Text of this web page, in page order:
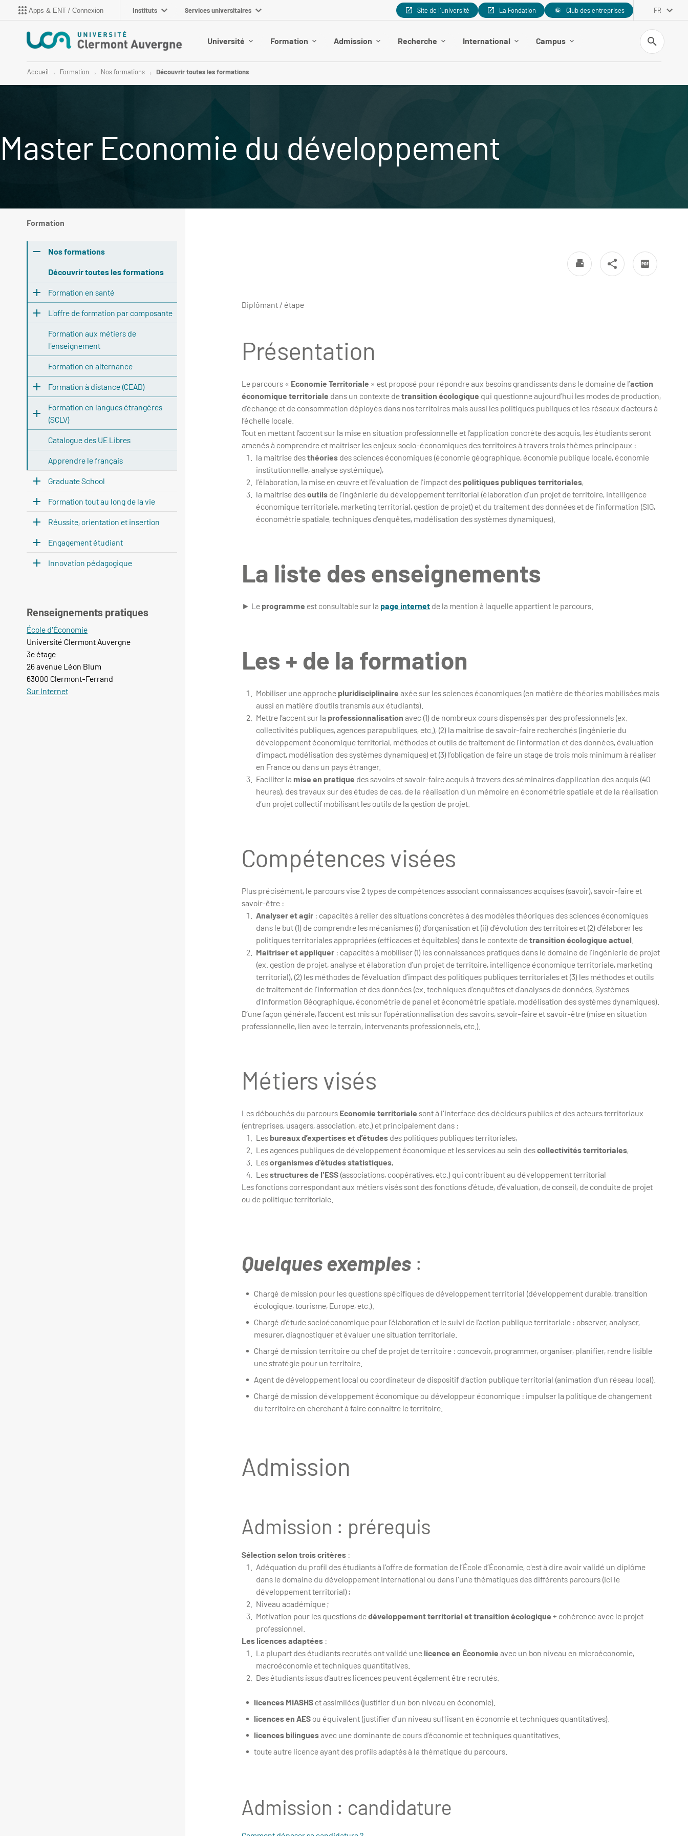
Apps & ENT / Connexion Instituts Services universitaires Site de l'université La Fondation Club des entreprises FR
Université Formation Admission Recherche International Campus
Recherche
Accueil Formation Nos formations Découvrir toutes les formations
Master Economie du développement
Diplômant / étape
Présentation
Le parcours « Economie Territoriale » est proposé pour répondre aux besoins grandissants dans le domaine de l’action
économique territoriale dans un contexte detransition écologique qui questionne aujourd’hui les modes de production,
d’échange et de consommation déployés dans nos territoires mais aussi les politiques publiques et les réseaux d’acteurs à
l’échelle locale.
Tout en mettant l’accent sur la mise en situation professionnelle et l’application concrète des acquis, les étudiants seront
amenés à comprendre et maitriser les enjeux socio-économiques des territoires à travers trois thèmes principaux :
la maitrise desthéories des sciences économiques (économie géographique, économie publique locale, économie
institutionnelle, analyse systémique),
l’élaboration, la mise en œuvre et l’évaluation de l’impact des politiques publiques territoriales,
la maitrise desoutils de l’ingénierie du développement territorial (élaboration d’un projet de territoire, intelligence
économique territoriale, marketing territorial, gestion de projet) et du traitement des données et de l’information (SIG,
économétrie spatiale, techniques d’enquêtes, modélisation des systèmes dynamiques).
La liste des enseignements
► Le programme est consultable sur la page internetde la mention à laquelle appartient le parcours.
Les + de la formation
Mobiliser une approche pluridisciplinaire axée sur les sciences économiques (en matière de théories mobilisées mais
aussi en matière d’outils transmis aux étudiants).
Mettre l’accent sur la professionnalisation avec (1) de nombreux cours dispensés par des professionnels (ex.
collectivités publiques, agences parapubliques, etc.), (2) la maitrise de savoir-faire recherchés (ingénierie du
développement économique territorial, méthodes et outils de traitement de l’information et des données, évaluation
d’impact, modélisation des systèmes dynamiques) et (3) l’obligation de faire un stage de trois mois minimum à réaliser
en France ou dans un pays étranger.
Faciliter la mise en pratique des savoirs et savoir-faire acquis à travers des séminaires d’application des acquis (40
heures), des travaux sur des études de cas, de la réalisation d'un mémoire en économétrie spatiale et de la réalisation
d’un projet collectif mobilisant les outils de la gestion de projet.
Compétences visées
Plus précisément, le parcours vise 2 types de compétences associant connaissances acquises (savoir), savoir-faire et
savoir-être :
Analyser et agir: capacités à relier des situations concrètes à des modèles théoriques des sciences économiques
dans le but (1) de comprendre les mécanismes (i) d’organisation et (ii) d’évolution des territoires et (2) d’élaborer les
politiques territoriales appropriées (efficaces et équitables) dans le contexte detransition écologique actuel
Maitriser et appliquer: capacités à mobiliser (1) les connaissances pratiques dans le domaine de l’ingénierie de projet
(ex. gestion de projet, analyse et élaboration d’un projet de territoire, intelligence économique territoriale, marketing
territorial), (2) les méthodes de l’évaluation d’impact des politiques publiques territoriales et (3) les méthodes et outils
de traitement de l’information et des données (ex. techniques d’enquêtes et d’analyses de données, Systèmes
d’Information Géographique, économétrie de panel et économétrie spatiale, modélisation des systèmes dynamiques).
D’une façon générale, l’accent est mis sur l’opérationnalisation des savoirs, savoir-faire et savoir-être (mise en situation
professionnelle, lien avec le terrain, intervenants professionnels, etc.).
Métiers visés
Les débouchés du parcours Economie territoriale sont à l'interface des décideurs publics et des acteurs territoriaux
(entreprises, usagers, association, etc.) et principalement dans :
Les bureaux d’expertises et d’étudesdes politiques publiques territoriales,
Les agences publiques de développement économique et les services au sein descollectivités territoriales,
Lesorganismes d’études statistiques,
Lesstructures de l'ESS(associations, coopératives, etc.) qui contribuent au développement territorial
Les fonctions correspondant aux métiers visés sont des fonctions d’étude, d’évaluation, de conseil, de conduite de projet
ou de politique territoriale.
Quelques exemples:
Chargé de mission pour les questions spécifiques de développement territorial (développement durable, transition
écologique, tourisme, Europe, etc.).
Chargé d’étude socioéconomique pour l’élaboration et le suivi de l’action publique territoriale : observer, analyser,
mesurer, diagnostiquer et évaluer une situation territoriale.
Chargé de mission territoire ou chef de projet de territoire : concevoir, programmer, organiser, planifier, rendre lisible
une stratégie pour un territoire.
Agent de développement local ou coordinateur de dispositif d’action publique territorial (animation d’un réseau local).
Chargé de mission développement économique ou développeur économique : impulser la politique de changement
du territoire en cherchant à faire connaitre le territoire.
Admission
Admission : prérequis
Sélection selon trois critères:
Adéquation du profil des étudiants à l'offre de formation de l’École d’Économie, c'est à dire avoir validé un diplôme
dans le domaine du développement international ou dans l'une thématiques des différents parcours (ici le
développement territorial) ;
Niveau académique ;
Motivation pour les questions dedéveloppement territorial et transition écologique + cohérence avec le projet
professionnel.
Les licences adaptées:
La plupart des étudiants recrutés ont validé une licence en Économie avec un bon niveau en microéconomie,
macroéconomie et techniques quantitatives.
Des étudiants issus d’autres licences peuvent également être recrutés.
licences MIASHSet assimilées (justifier d’un bon niveau en économie).
licences en AESou équivalent (justifier d’un niveau suffisant en économie et techniques quantitatives).
licences bilinguesavec une dominante de cours d’économie et techniques quantitatives.
toute autre licence ayant des profils adaptés à la thématique du parcours.
Admission : candidature
Formation
Nos formations
Découvrir toutes les formations
Formation en santé
L'offre de formation par composante
Formation aux métiers de
l'enseignement
Formation en alternance
Formation à distance (CEAD)
Formation en langues étrangères
(SCLV)
Catalogue des UE Libres
Apprendre le français
Graduate School
Formation tout au long de la vie
Réussite, orientation et insertion
Engagement étudiant
Innovation pédagogique
Renseignements pratiques
École d'Économie
Université Clermont Auvergne
3e étage
26 avenue Léon Blum
63000 Clermont-Ferrand
Sur Internet